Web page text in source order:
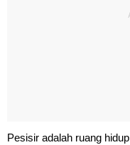
Pesisir adalah ruang